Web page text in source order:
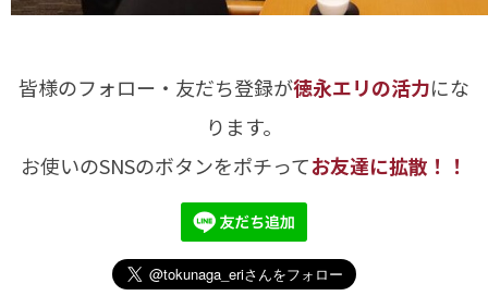
皆様のフォロー・友だち登録が徳永エリの活力にな
ります。
お使いのSNSのボタンをポチってお友達に拡散！！